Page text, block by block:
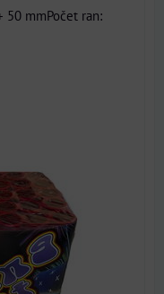
50 mmPočet ran: